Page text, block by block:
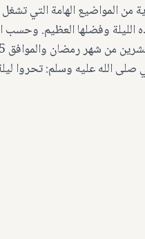
القدر 2025 في السعودية من المواضيع
الليلة وفضلها العظيم. وحسب
الله عليه وسلم: تحروا